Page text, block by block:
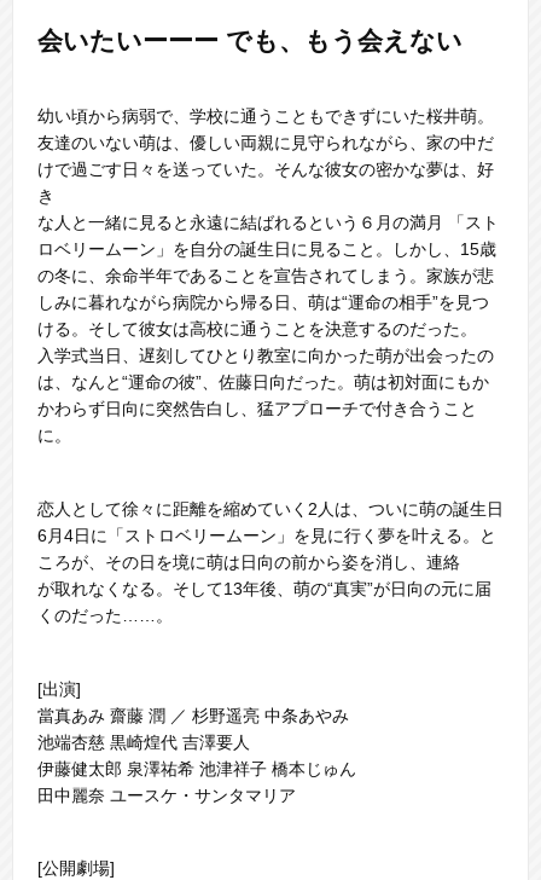
会いたいーーー でも、もう会えない
幼い頃から病弱で、学校に通うこともできずにいた桜井萌。
友達のいない萌は、優しい両親に見守られながら、家の中だ
けで過ごす日々を送っていた。そんな彼女の密かな夢は、好
き
な人と一緒に見ると永遠に結ばれるという６月の満月 「スト
ロベリームーン」を自分の誕生日に見ること。しかし、15歳
の冬に、余命半年であることを宣告されてしまう。家族が悲
しみに暮れながら病院から帰る日、萌は“運命の相手”を見つ
ける。そして彼女は高校に通うことを決意するのだった。
入学式当日、遅刻してひとり教室に向かった萌が出会ったの
は、なんと“運命の彼”、佐藤日向だった。萌は初対面にもか
かわらず日向に突然告白し、猛アプローチで付き合うこと
に。
恋人として徐々に距離を縮めていく2人は、ついに萌の誕生日
6月4日に「ストロベリームーン」を見に行く夢を叶える。と
ころが、その日を境に萌は日向の前から姿を消し、連絡
が取れなくなる。そして13年後、萌の“真実”が日向の元に届
くのだった……。
[出演]
當真あみ 齋藤 潤 ／ 杉野遥亮 中条あやみ
池端杏慈 黒崎煌代 吉澤要人
伊藤健太郎 泉澤祐希 池津祥子 橋本じゅん
田中麗奈 ユースケ・サンタマリア
[公開劇場]